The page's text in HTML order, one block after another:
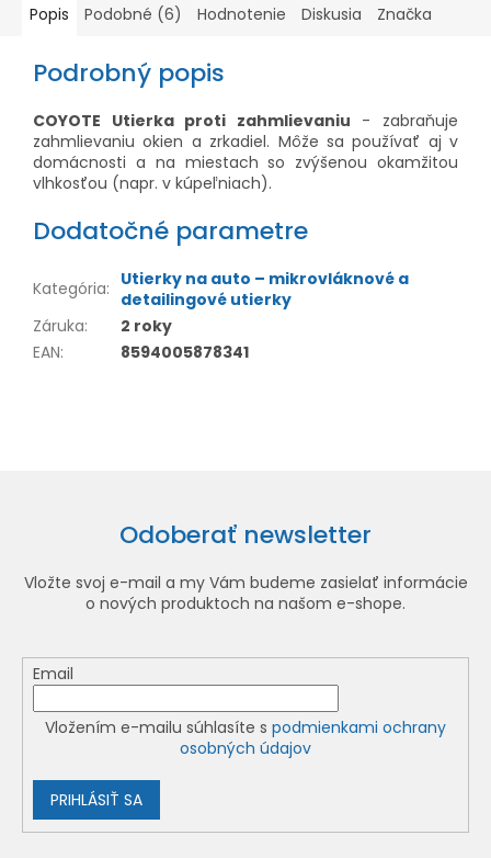
Popis Podobné (6) Hodnotenie Diskusia Značka
Podrobný popis
COYOTE Utierka proti zahmlievaniu - zabraňuje
zahmlievaniu okien a zrkadiel. Môže sa používať aj v
domácnosti a na miestach so zvýšenou okamžitou
vlhkosťou (napr. v kúpeľniach).
Dodatočné parametre
Kategória: Utierky na auto – mikrovláknové a
detailingové utierky
Záruka:
2 roky
EAN: 8594005878341
Odoberať newsletter
Vložte svoj e-mail a my Vám budeme zasielať informácie
o nových produktoch na našom e-shope.
Email
Vložením e-mailu súhlasíte s podmienkami ochrany
osobných údajov
PRIHLÁSIŤ SA